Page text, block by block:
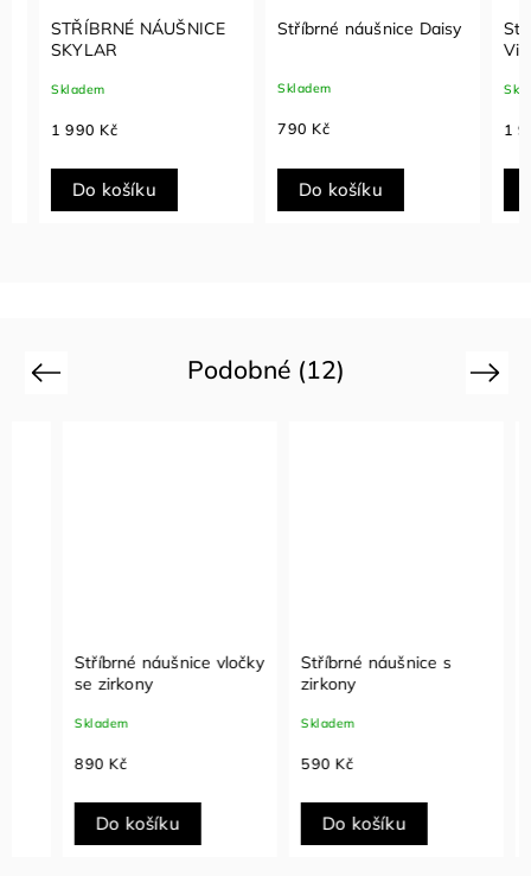
STŘÍBRNÉ NÁUŠNICE
SKYLAR
Skladem
1 990 Kč
Do košíku
Stříbrné náušnice Daisy
Skladem
790 Kč
Do košíku
1
Podobné (12)
Previous
Stříbrné náušnice vločky
se zirkony
Skladem
890 Kč
Do košíku
Stříbrné náušnice s
zirkony
Skladem
590 Kč
Do košíku
Next